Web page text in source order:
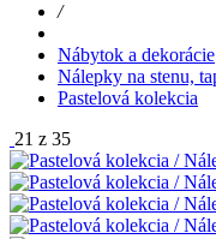
/
Nábytok a dekorácie
Nálepky na stenu,
Pastelová kolekcia
21 z 35